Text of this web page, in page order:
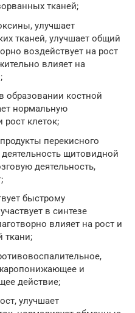
тканей;
улучшает
тканей, улучшает общий
воздействует на рост
влияет на
образовании костной
нормальную
рост клеток;
перекисного
щитовидной
деятельность,
быстрому
в синтезе
влияет на рост и
ткани;
и
действие;
улучшает